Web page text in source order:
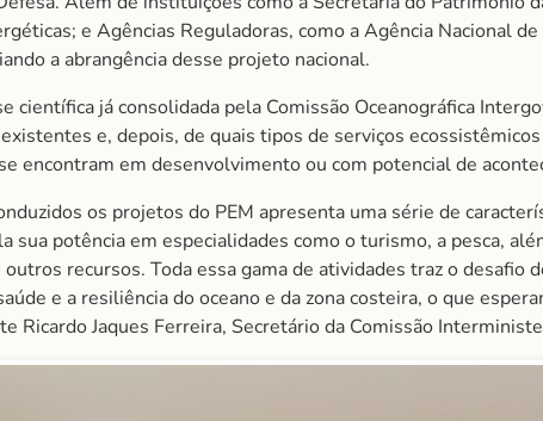
e Agências Reguladoras, como a Agência Nacional
a abrangência desse projeto nacional.
científica já consolidada pela Comissão Oceanográfica
e, depois, de quais tipos de serviços
encontram em desenvolvimento ou com potencial de
os projetos do PEM apresenta uma série de
sua potência em especialidades como o turismo, a pesca,
recursos. Toda essa gama de atividades traz o
e a resiliência do oceano e da zona costeira, o que
Ricardo Jaques Ferreira, Secretário da Comissão